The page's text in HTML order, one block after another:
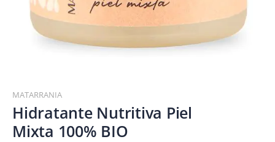
al
comienzo
de
la
MATARRANIA
Hidratante Nutritiva Piel
Mixta 100% BIO